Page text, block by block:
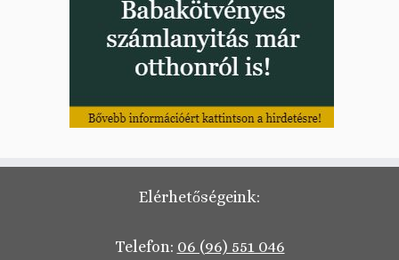
Elérhetőségeink:
Telefon: 06 (96) 551 046